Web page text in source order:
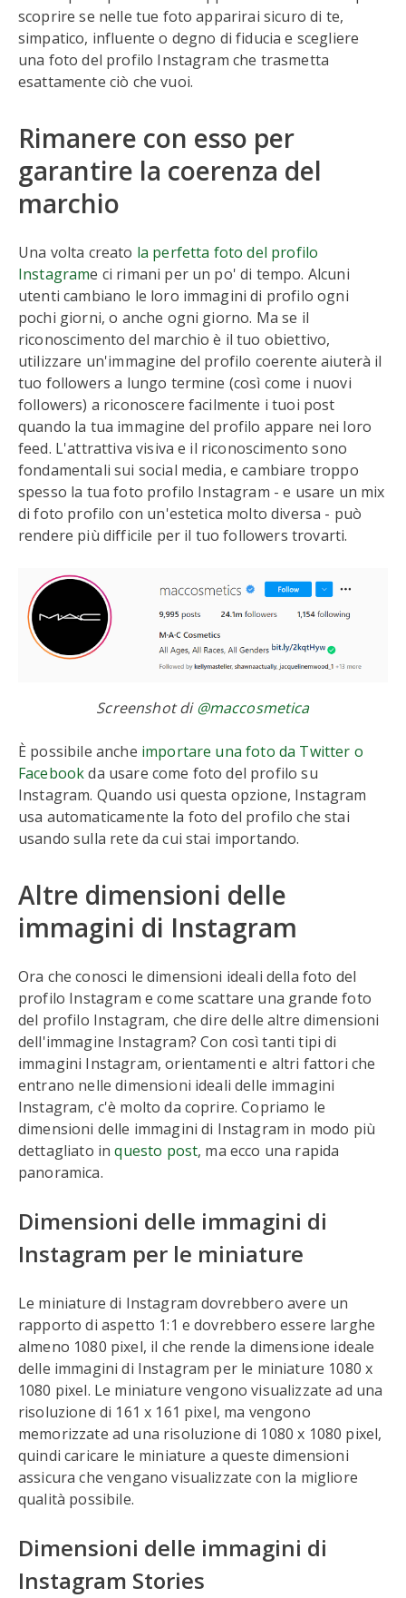
scoprire se nelle tue foto apparirai sicuro di te,
simpatico, influente o degno di fiducia e scegliere
una foto del profilo Instagram che trasmetta
esattamente ciò che vuoi.
Rimanere con esso per
garantire la coerenza del
marchio
Una volta creato la perfetta foto del profilo
Instagrame ci rimani per un po' di tempo. Alcuni
utenti cambiano le loro immagini di profilo ogni
pochi giorni, o anche ogni giorno. Ma se il
riconoscimento del marchio è il tuo obiettivo,
utilizzare un'immagine del profilo coerente aiuterà il
tuo followers a lungo termine (così come i nuovi
followers) a riconoscere facilmente i tuoi post
quando la tua immagine del profilo appare nei loro
feed. L'attrattiva visiva e il riconoscimento sono
fondamentali sui social media, e cambiare troppo
spesso la tua foto profilo Instagram - e usare un mix
di foto profilo con un'estetica molto diversa - può
rendere più difficile per il tuo followers trovarti.
Screenshot di@maccosmetica
È possibile anche importare una foto da Twitter o
Facebookda usare come foto del profilo su
Instagram. Quando usi questa opzione, Instagram
usa automaticamente la foto del profilo che stai
usando sulla rete da cui stai importando.
Altre dimensioni delle
immagini di Instagram
Ora che conosci le dimensioni ideali della foto del
profilo Instagram e come scattare una grande foto
del profilo Instagram, che dire delle altre dimensioni
dell'immagine Instagram? Con così tanti tipi di
immagini Instagram, orientamenti e altri fattori che
entrano nelle dimensioni ideali delle immagini
Instagram, c'è molto da coprire. Copriamo le
dimensioni delle immagini di Instagram in modo più
dettagliato inquesto post, ma ecco una rapida
panoramica.
Dimensioni delle immagini di
Instagram per le miniature
Le miniature di Instagram dovrebbero avere un
rapporto di aspetto 1:1 e dovrebbero essere larghe
almeno 1080 pixel, il che rende la dimensione ideale
delle immagini di Instagram per le miniature 1080 x
1080 pixel. Le miniature vengono visualizzate ad una
risoluzione di 161 x 161 pixel, ma vengono
memorizzate ad una risoluzione di 1080 x 1080 pixel,
quindi caricare le miniature a queste dimensioni
assicura che vengano visualizzate con la migliore
qualità possibile.
Dimensioni delle immagini di
Instagram Stories